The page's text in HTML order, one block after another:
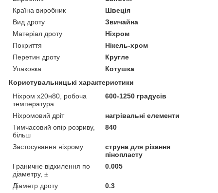
Країна виробник
Швеція
Вид дроту
Звичайна
Матеріал дроту
Ніхром
Покриття
Нікель-хром
Перетин дроту
Кругле
Упаковка
Котушка
Користувальницькі характеристики
Ніхром х20н80, робоча
температура
600-1250 градусів
Ніхромовий дріт
нагрівальні елементи
Тимчасовий опір розриву,
більш
840
Застосування ніхрому
струна для різання
пінопласту
Граничне відхилення по
діаметру, ±
0.005
Діаметр дроту
0.3